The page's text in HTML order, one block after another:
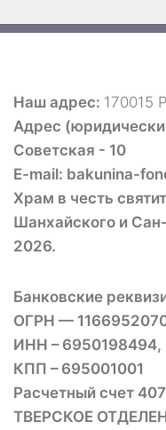
Наш адрес: 170015
Адрес
Советская - 10
E-mail: bakunina-
Храм в честь
Шанхайского и
2026.
Банковские
ОГРН —
ИНН – 6950198494,
КПП – 695001001
Расчетный счет
ТВЕРСКОЕ